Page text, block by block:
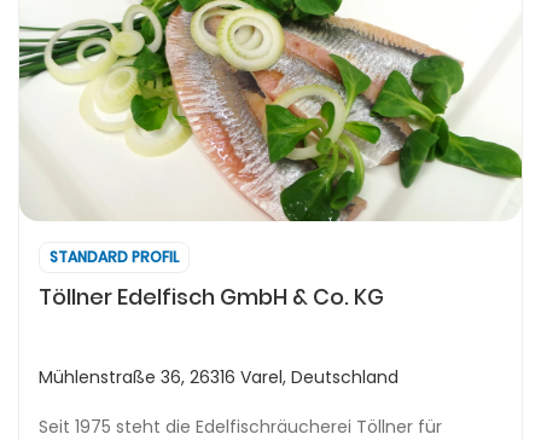
STANDARD PROFIL
Töllner Edelfisch GmbH & Co. KG
Mühlenstraße 36, 26316 Varel, Deutschland
Seit 1975 steht die Edelfischräucherei Töllner für